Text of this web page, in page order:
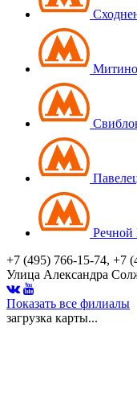
Митино
Речной
+7 (495) 766-15-74, +7
Улица Александра
Показать все филиалы
загрузка карты...